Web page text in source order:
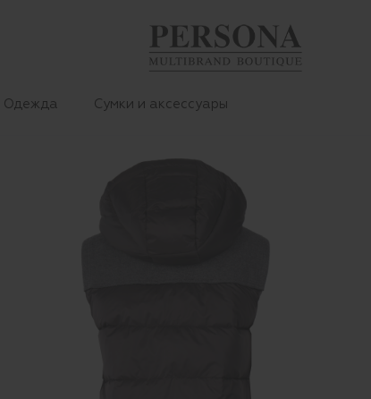
Одежда Сумки и аксессуары